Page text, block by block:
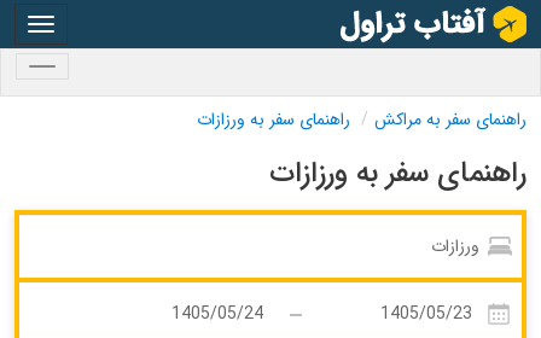
راهنمای سفر به مراکش راهنمای سفر به ورزازات
راهنمای سفر به ورزازات